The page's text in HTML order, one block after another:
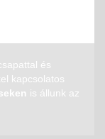
és
kapcsolatos
is állunk az